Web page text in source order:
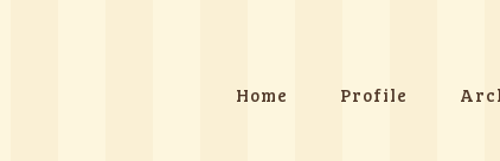
Home Profile